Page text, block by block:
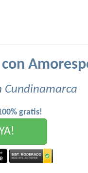
Cundinamarca
gratis!